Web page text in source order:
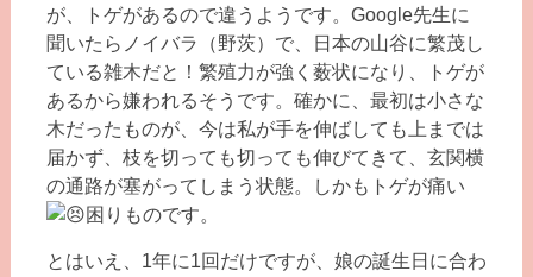
が、トゲがあるので違うようです。Google先生に
聞いたらノイバラ（野茨）で、日本の山谷に繁茂し
ている雑木だと！繁殖力が強く薮状になり、トゲが
あるから嫌われるそうです。確かに、最初は小さな
木だったものが、今は私が手を伸ばしても上までは
届かず、枝を切っても切っても伸びてきて、玄関横
の通路が塞がってしまう状態。しかもトゲが痛い
困りものです。
とはいえ、1年に1回だけですが、娘の誕生日に合わ